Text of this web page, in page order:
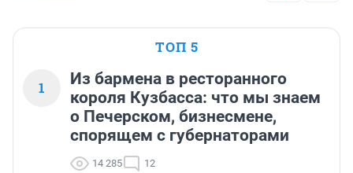
ТОП 5
1
Из бармена в ресторанного
короля Кузбасса: что мы знаем
о Печерском, бизнесмене,
спорящем с губернаторами
14 285 12